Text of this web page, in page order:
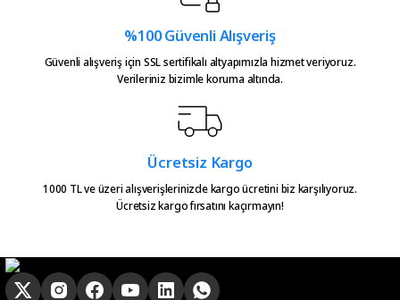
%100 Güvenli Alışveriş
Güvenli alışveriş için SSL sertifikalı altyapımızla hizmet veriyoruz.
Verileriniz bizimle koruma altında.
Ücretsiz Kargo
1000 TL ve üzeri alışverişlerinizde kargo ücretini biz karşılıyoruz.
Ücretsiz kargo fırsatını kaçırmayın!